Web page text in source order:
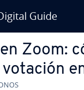
Guide
Zoom: